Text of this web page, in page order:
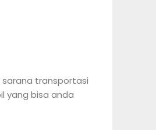
sarana transportasi
yang bisa anda